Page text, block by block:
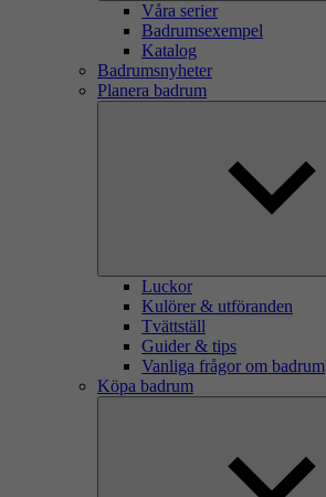
Våra serier
Badrumsexempel
Katalog
Badrumsnyheter
Planera badrum
Luckor
Kulörer & utföranden
Tvättställ
Guider & tips
Vanliga frågor om badrum
Köpa badrum